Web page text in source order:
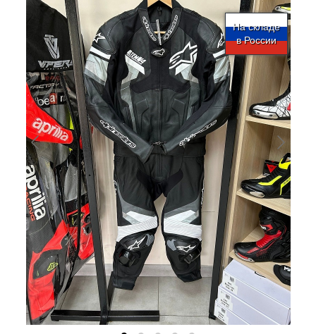
На складе
в России